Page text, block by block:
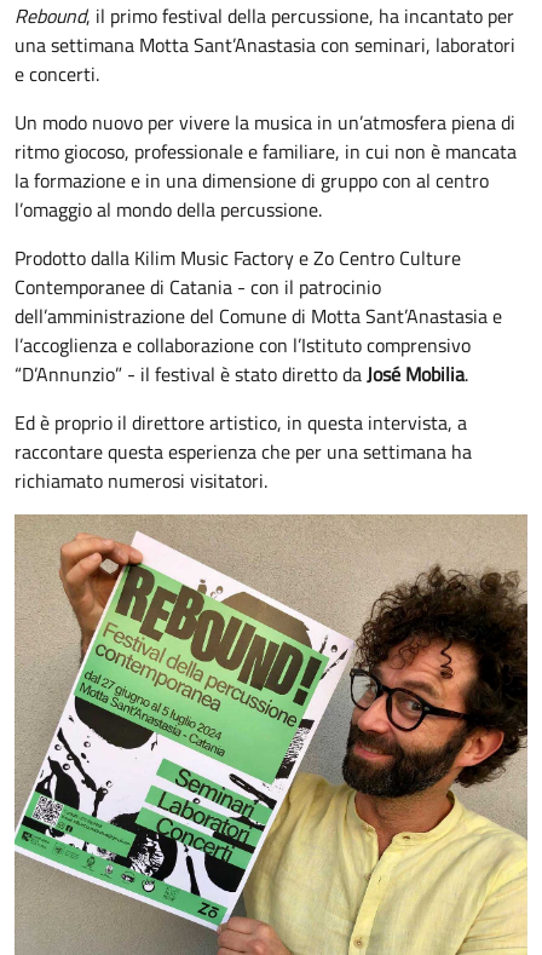
Rebound, il primo festival della percussione, ha incantato per
una settimana Motta Sant’Anastasia con seminari, laboratori
e concerti.
Un modo nuovo per vivere la musica in un’atmosfera piena di
ritmo giocoso, professionale e familiare, in cui non è mancata
la formazione e in una dimensione di gruppo con al centro
l’omaggio al mondo della percussione.
Prodotto dalla Kilim Music Factory e Zo Centro Culture
Contemporanee di Catania - con il patrocinio
dell’amministrazione del Comune di Motta Sant’Anastasia e
l’accoglienza e collaborazione con l’Istituto comprensivo
“D’Annunzio” - il festival è stato diretto daJosé Mobilia.
Ed è proprio il direttore artistico, in questa intervista, a
raccontare questa esperienza che per una settimana ha
richiamato numerosi visitatori.